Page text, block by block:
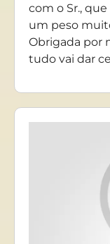
com o Sr.,
um peso
Obrigada por
tudo vai dar